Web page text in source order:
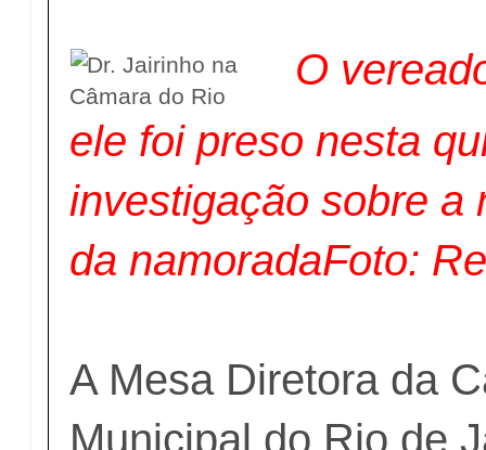
O
ele foi preso nesta
investigação sobre a
da namoradaFoto:
A Mesa Diretora da
Municipal do Rio de